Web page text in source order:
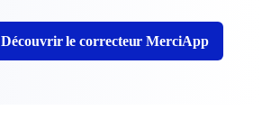
Découvrir le correcteur MerciApp